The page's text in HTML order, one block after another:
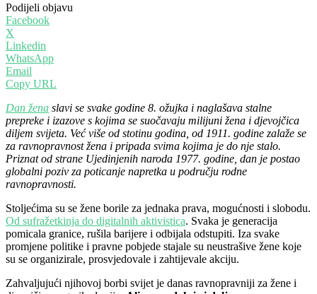
Podijeli objavu
Facebook
X
Linkedin
WhatsApp
Email
Copy URL
Dan žena slavi se svake godine 8. ožujka i naglašava stalne
prepreke i izazove s kojima se suočavaju milijuni žena i djevojčica
diljem svijeta. Već više od stotinu godina, od 1911. godine zalaže se
za ravnopravnost žena i pripada svima kojima je do nje stalo.
Priznat od strane Ujedinjenih naroda 1977. godine, dan je postao
globalni poziv za poticanje napretka u području rodne
ravnopravnosti.
Stoljećima su se žene borile za jednaka prava, mogućnosti i slobodu.
Od sufražetkinja do digitalnih aktivistica. Svaka je generacija
pomicala granice, rušila barijere i odbijala odstupiti. Iza svake
promjene politike i pravne pobjede stajale su neustrašive žene koje
su se organizirale, prosvjedovale i zahtijevale akciju.
Zahvaljujući njihovoj borbi svijet je danas ravnopravniji za žene i